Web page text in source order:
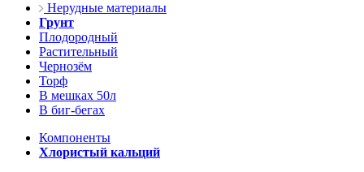
Нерудные материалы
Грунт
Плодородный
Растительный
Чернозём
Торф
В мешках 50л
В биг-бегах
Компоненты
Хлористый кальций